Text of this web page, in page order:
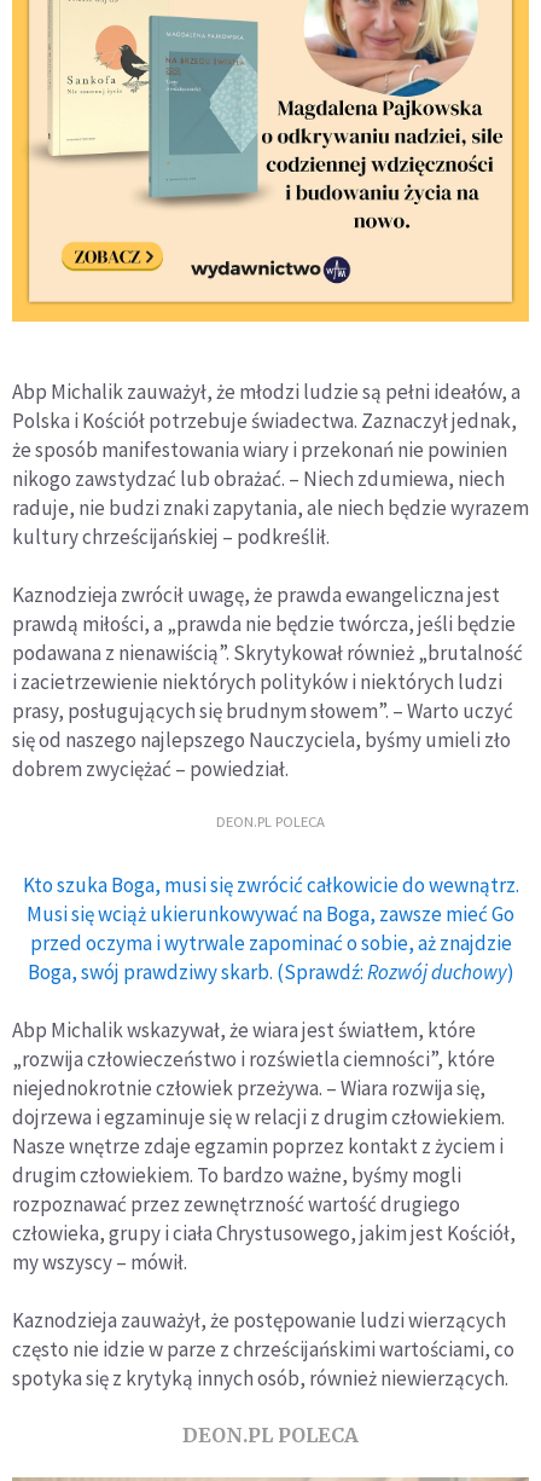
Abp Michalik zauważył, że młodzi ludzie są pełni ideałów, a
Polska i Kościół potrzebuje świadectwa. Zaznaczył jednak,
że sposób manifestowania wiary i przekonań nie powinien
nikogo zawstydzać lub obrażać. – Niech zdumiewa, niech
raduje, nie budzi znaki zapytania, ale niech będzie wyrazem
kultury chrześcijańskiej – podkreślił.
Kaznodzieja zwrócił uwagę, że prawda ewangeliczna jest
prawdą miłości, a „prawda nie będzie twórcza, jeśli będzie
podawana z nienawiścią”. Skrytykował również „brutalność
i zacietrzewienie niektórych polityków i niektórych ludzi
prasy, posługujących się brudnym słowem”. – Warto uczyć
się od naszego najlepszego Nauczyciela, byśmy umieli zło
dobrem zwyciężać – powiedział.
DEON.PL POLECA
Kto szuka Boga, musi się zwrócić całkowicie do wewnątrz.
Musi się wciąż ukierunkowywać na Boga, zawsze mieć Go
przed oczyma i wytrwale zapominać o sobie, aż znajdzie
Boga, swój prawdziwy skarb. (Sprawdź:Rozwój duchowy)
Abp Michalik wskazywał, że wiara jest światłem, które
„rozwija człowieczeństwo i rozświetla ciemności”, które
niejednokrotnie człowiek przeżywa. – Wiara rozwija się,
dojrzewa i egzaminuje się w relacji z drugim człowiekiem.
Nasze wnętrze zdaje egzamin poprzez kontakt z życiem i
drugim człowiekiem. To bardzo ważne, byśmy mogli
rozpoznawać przez zewnętrzność wartość drugiego
człowieka, grupy i ciała Chrystusowego, jakim jest Kościół,
my wszyscy – mówił.
Kaznodzieja zauważył, że postępowanie ludzi wierzących
często nie idzie w parze z chrześcijańskimi wartościami, co
spotyka się z krytyką innych osób, również niewierzących.
DEON.PL POLECA